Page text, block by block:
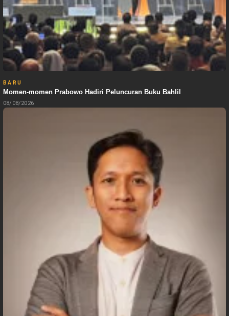
BARU
Momen-momen Prabowo Hadiri Peluncuran Buku Bahlil
08/08/2026